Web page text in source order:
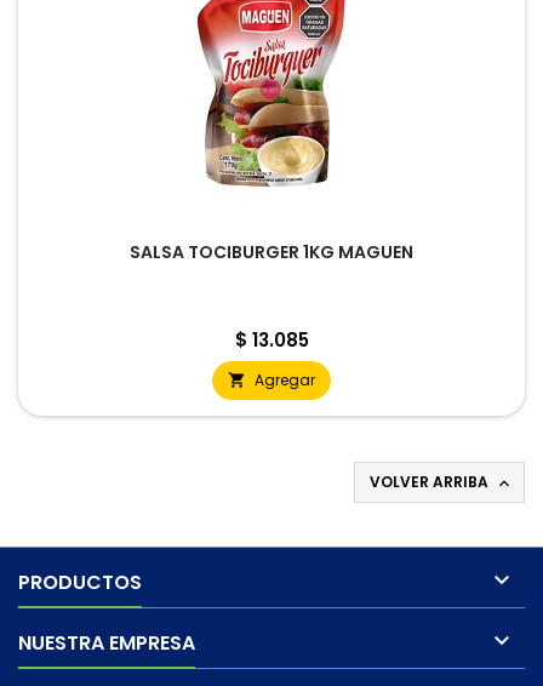
SALSA TOCIBURGER 1KG MAGUEN
Precio
$ 13.085
 Agregar
VOLVER ARRIBA 
PRODUCTOS 
NUESTRA EMPRESA 